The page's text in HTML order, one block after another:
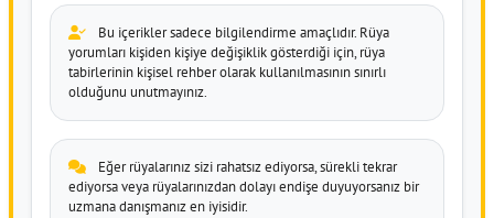
Bu içerikler sadece bilgilendirme amaçlıdır. Rüya
yorumları kişiden kişiye değişiklik gösterdiği için, rüya
tabirlerinin kişisel rehber olarak kullanılmasının sınırlı
olduğunu unutmayınız.
Eğer rüyalarınız sizi rahatsız ediyorsa, sürekli tekrar
ediyorsa veya rüyalarınızdan dolayı endişe duyuyorsanız bir
uzmana danışmanız en iyisidir.